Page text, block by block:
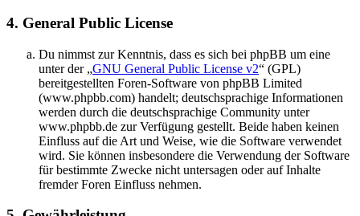
4. General Public License
Du nimmst zur Kenntnis, dass es sich bei phpBB um eine
unter der „GNU General Public License v2“ (GPL)
bereitgestellten Foren-Software von phpBB Limited
(www.phpbb.com) handelt; deutschsprachige Informationen
werden durch die deutschsprachige Community unter
www.phpbb.de zur Verfügung gestellt. Beide haben keinen
Einfluss auf die Art und Weise, wie die Software verwendet
wird. Sie können insbesondere die Verwendung der Software
für bestimmte Zwecke nicht untersagen oder auf Inhalte
fremder Foren Einfluss nehmen.